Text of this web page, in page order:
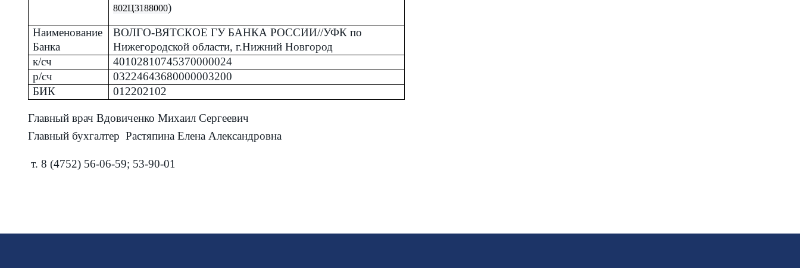
802Ц3188000)
Наименование
Банка
ВОЛГО-ВЯТСКОЕ ГУ БАНКА РОССИИ//УФК по
Нижегородской области, г.Нижний Новгород
к/сч
40102810745370000024
р/сч
03224643680000003200
БИК
012202102
Главный врач Вдовиченко Михаил Сергеевич
Главный бухгалтер Растяпина Елена Александровна
т. 8 (4752) 56-06-59; 53-90-01